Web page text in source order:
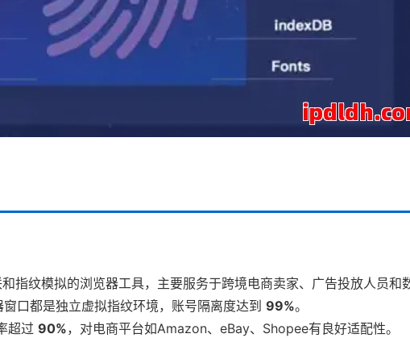
指纹模拟的浏览器工具，主要服务于跨境电商卖家、广告投放人员和
口都是独立虚拟指纹环境，账号隔离度达到 99%。
超过 90%，对电商平台如Amazon、eBay、Shopee有良好适配性。